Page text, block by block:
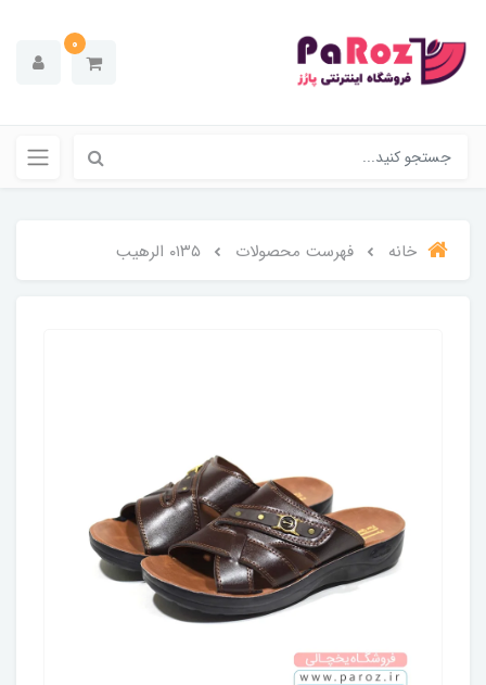
0
خانه فهرست محصولات ۰۱۳۵ الرهیب